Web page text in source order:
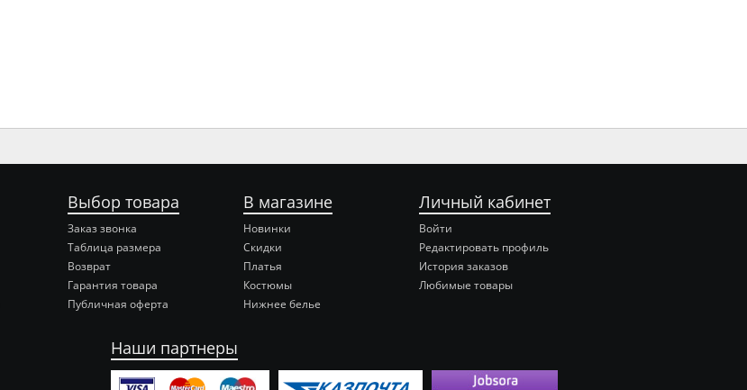
Выбор товара
Заказ звонка
Таблица размера
Возврат
Гарантия товара
Публичная оферта
В магазине
Новинки
Скидки
Платья
Костюмы
Нижнее белье
Личный кабинет
Войти
Редактировать профиль
История заказов
Любимые товары
Наши партнеры